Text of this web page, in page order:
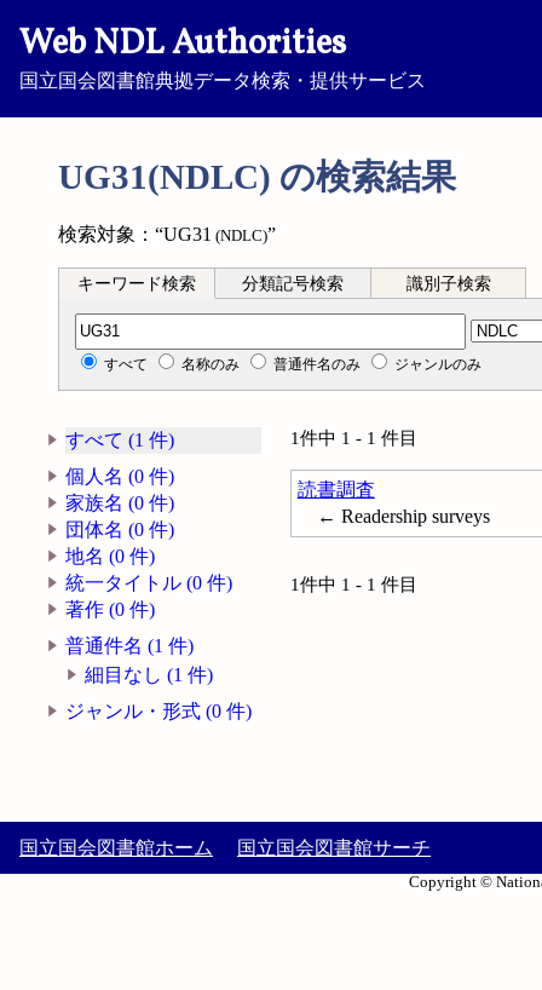
Web NDL Authorities
国立国会図書館典拠データ検索・提供サービス
UG31(NDLC) の検索結果
検索対象：“UG31 (NDLC)”
キーワード検索 分類記号検索 識別子検索
分類記号検索
すべて 名称のみ 普通件名のみ ジャンルのみ
すべて (1 件)
個人名 (0 件)
家族名 (0 件)
団体名 (0 件)
地名 (0 件)
統一タイトル (0 件)
著作 (0 件)
普通件名 (1 件)
細目なし (1 件)
ジャンル・形式 (0 件)
1件中 1 - 1 件目
読書調査
← Readership surveys
1件中 1 - 1 件目
国立国会図書館ホーム 国立国会図書館サーチ
Copyright ©